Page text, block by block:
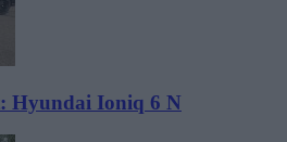
Hyundai Ioniq 6 N